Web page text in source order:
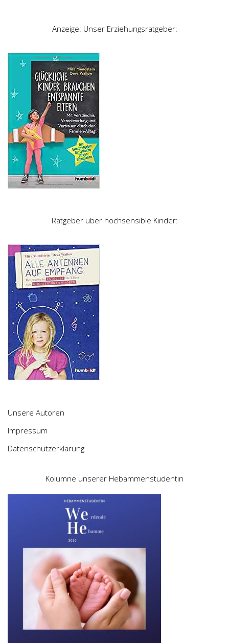
Anzeige: Unser Erziehungsratgeber:
Ratgeber über hochsensible Kinder:
Unsere Autoren
Impressum
Datenschutzerklärung
Kolumne unserer Hebammenstudentin